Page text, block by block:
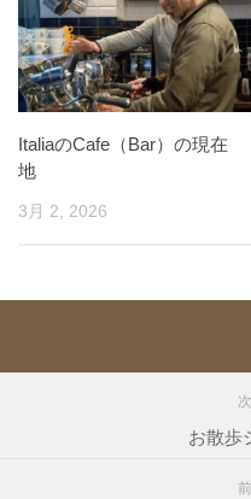
ItaliaのCafe（Bar）の現在
地
3月 2, 2026
お散歩